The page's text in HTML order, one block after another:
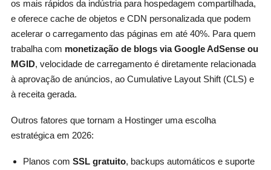
os mais rápidos da indústria para hospedagem compartilhada,
e oferece cache de objetos e CDN personalizada que podem
acelerar o carregamento das páginas em até 40%. Para quem
trabalha com monetização de blogs via Google AdSense ou
MGID, velocidade de carregamento é diretamente relacionada
à aprovação de anúncios, ao Cumulative Layout Shift (CLS) e
à receita gerada.
Outros fatores que tornam a Hostinger uma escolha
estratégica em 2026:
Planos com SSL gratuito, backups automáticos e suporte